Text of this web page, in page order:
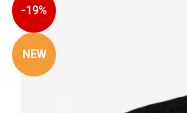
-19%
NEW